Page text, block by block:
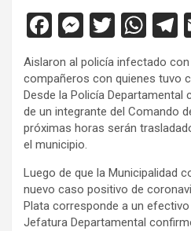
F
ce
b
o
o
k
M
es
se
n
g
er
T
wi
tt
er
W
h
at
s
A
p
e
a
Aislaron al policía infectado
compañeros con quienes tuvo
Desde la Policía
de un integrante del Comando
próximas horas serán
el municipio.
Luego de que la Municipalidad
nuevo caso positivo de
Plata corresponde a un
Jefatura Departamental